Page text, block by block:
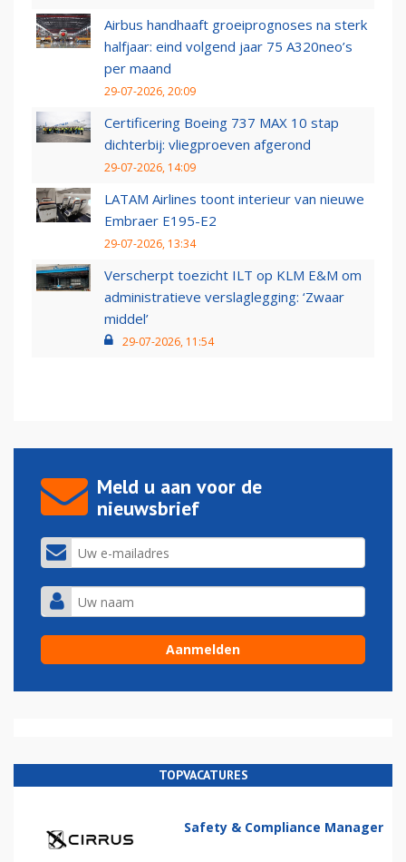
Airbus handhaaft groeiprognoses na sterk
halfjaar: eind volgend jaar 75 A320neo’s
per maand
29-07-2026, 20:09
Certificering Boeing 737 MAX 10 stap
dichterbij: vliegproeven afgerond
29-07-2026, 14:09
LATAM Airlines toont interieur van nieuwe
Embraer E195-E2
29-07-2026, 13:34
Verscherpt toezicht ILT op KLM E&M om
administratieve verslaglegging: ‘Zwaar
middel’
29-07-2026, 11:54
Meld u aan voor de
nieuwsbrief
TOPVACATURES
Safety & Compliance Manager